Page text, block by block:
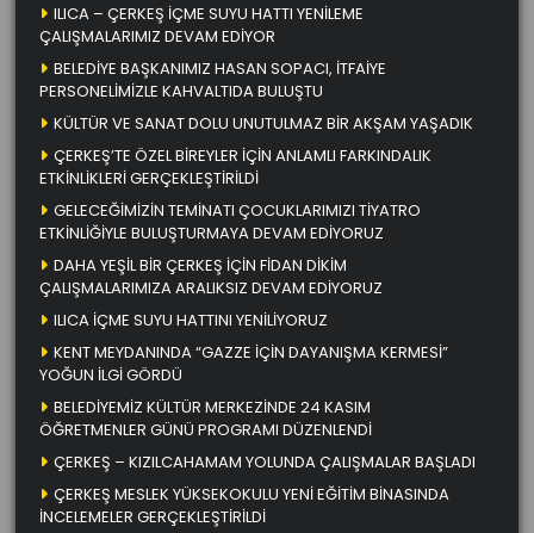
ILICA – ÇERKEŞ İÇME SUYU HATTI YENİLEME
ÇALIŞMALARIMIZ DEVAM EDİYOR
BELEDİYE BAŞKANIMIZ HASAN SOPACI, İTFAİYE
PERSONELİMİZLE KAHVALTIDA BULUŞTU
KÜLTÜR VE SANAT DOLU UNUTULMAZ BİR AKŞAM YAŞADIK
ÇERKEŞ’TE ÖZEL BİREYLER İÇİN ANLAMLI FARKINDALIK
ETKİNLİKLERİ GERÇEKLEŞTİRİLDİ
GELECEĞİMİZİN TEMİNATI ÇOCUKLARIMIZI TİYATRO
ETKİNLİĞİYLE BULUŞTURMAYA DEVAM EDİYORUZ
DAHA YEŞİL BİR ÇERKEŞ İÇİN FİDAN DİKİM
ÇALIŞMALARIMIZA ARALIKSIZ DEVAM EDİYORUZ
ILICA İÇME SUYU HATTINI YENİLİYORUZ
KENT MEYDANINDA “GAZZE İÇİN DAYANIŞMA KERMESİ”
YOĞUN İLGİ GÖRDÜ
BELEDİYEMİZ KÜLTÜR MERKEZİNDE 24 KASIM
ÖĞRETMENLER GÜNÜ PROGRAMI DÜZENLENDİ
ÇERKEŞ – KIZILCAHAMAM YOLUNDA ÇALIŞMALAR BAŞLADI
ÇERKEŞ MESLEK YÜKSEKOKULU YENİ EĞİTİM BİNASINDA
İNCELEMELER GERÇEKLEŞTİRİLDİ